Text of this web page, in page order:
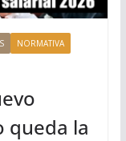
NORMATIVA
queda la